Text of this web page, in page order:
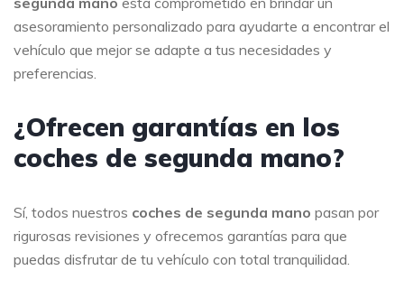
asesoramiento personalizado para ayudarte a encontrar el
vehículo que mejor se adapte a tus necesidades y
preferencias.
¿Ofrecen garantías en los
coches de segunda mano?
Sí, todos nuestros coches de segunda mano pasan por
rigurosas revisiones y ofrecemos garantías para que
puedas disfrutar de tu vehículo con total tranquilidad.